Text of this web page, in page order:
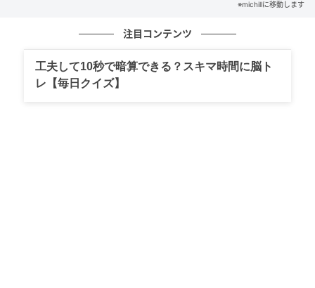
今回は、ダイソー新作アイテム『シューズキーパー』
をご紹介します。価格は片足分で、なんと220円（税
※michillに移動します
注目コンテンツ
工夫して10秒で暗算できる？スキマ時間に脳ト
レ【毎日クイズ】